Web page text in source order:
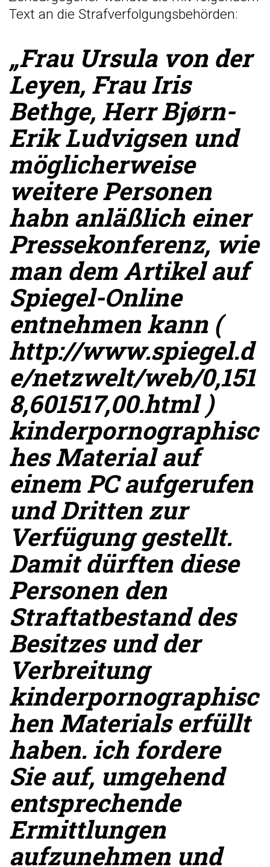
Text an die Strafverfolgungsbehörden:
„Frau Ursula von der
Leyen, Frau Iris
Bethge, Herr Bjørn-
Erik Ludvigsen und
möglicherweise
weitere Personen
habn anläßlich einer
Pressekonferenz, wie
man dem Artikel auf
Spiegel-Online
entnehmen kann (
http://www.spiegel.d
e/netzwelt/web/0,151
8,601517,00.html )
kinderpornographisc
hes Material auf
einem PC aufgerufen
und Dritten zur
Verfügung gestellt.
Damit dürften diese
Personen den
Straftatbestand des
Besitzes und der
Verbreitung
kinderpornographisc
hen Materials erfüllt
haben. ich fordere
Sie auf, umgehend
entsprechende
Ermittlungen
aufzunehmen und